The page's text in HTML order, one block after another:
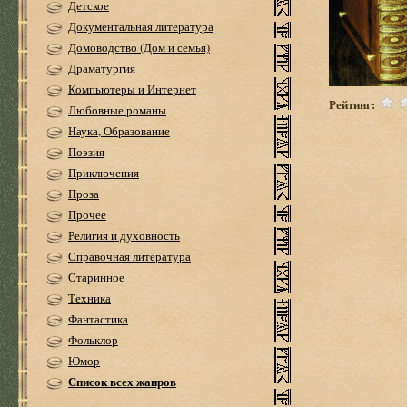
Детское
Документальная литература
Домоводство (Дом и семья)
Драматургия
Компьютеры и Интернет
Любовные романы
Наука, Образование
Поэзия
Приключения
Проза
Прочее
Религия и духовность
Справочная литература
Старинное
Техника
Фантастика
Фольклор
Юмор
Список всех жанров
Рейтинг: